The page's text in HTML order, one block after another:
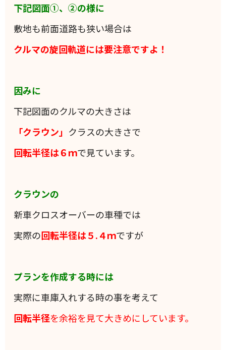
下記図面①、②の様に
敷地も前面道路も狭い場合は
クルマの旋回軌道には要注意ですよ！
因みに
下記図面のクルマの大きさは
「クラウン」 クラスの大きさで
回転半径は６ｍで見ています。
クラウンの
新車クロスオーバーの車種では
実際の回転半径は５.４ｍですが
プランを作成する時には
実際に車庫入れする時の事を考えて
回転半径を余裕を見て大きめにしています。